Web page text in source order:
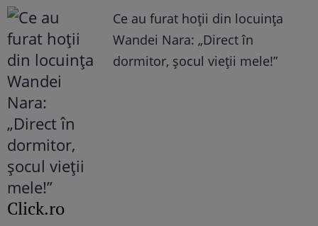
Ce au furat hoții din locuința
Wandei Nara: „Direct în
dormitor, șocul vieții mele!”
Click.ro